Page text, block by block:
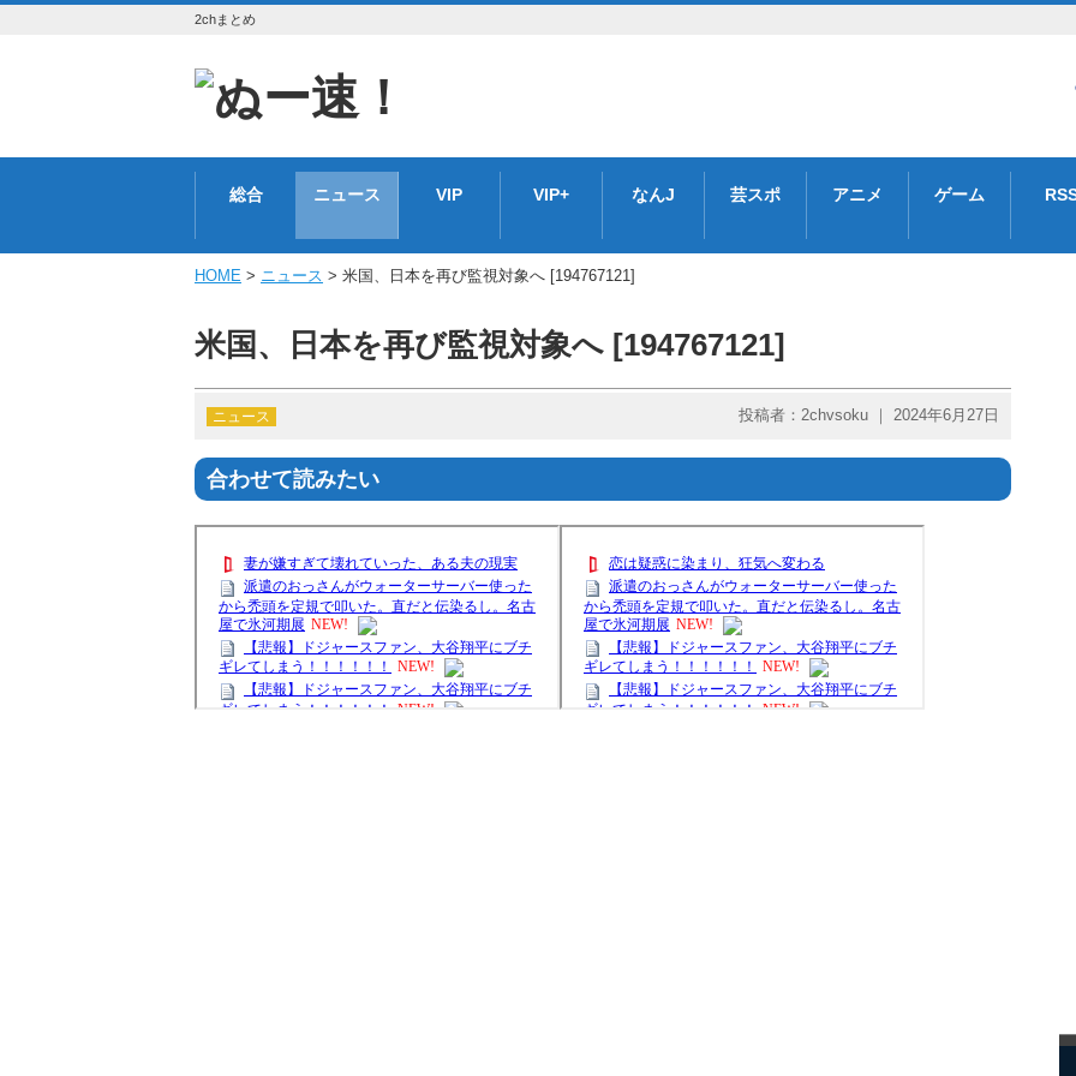
2chまとめ
総合 ニュース VIP VIP+ なんJ 芸スポ アニメ ゲーム
HOME > ニュース > 米国、日本を再び監視対象へ [194767121]
米国、日本を再び監視対象へ [194767121]
ニュース 投稿者：2chvsoku ｜ 2024年6月27日
合わせて読みたい